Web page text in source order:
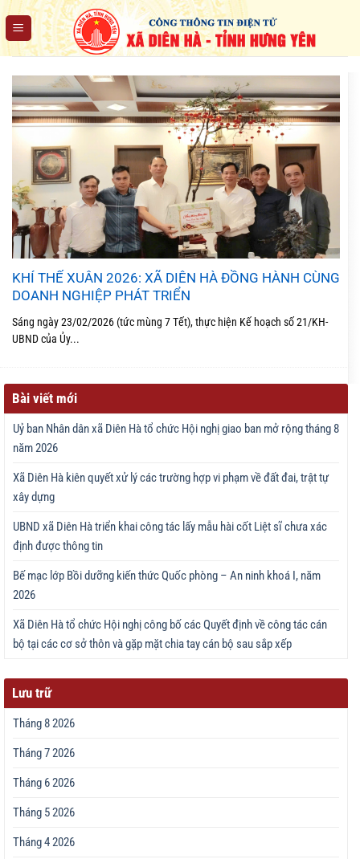
Chuyển
đến
nội
KHÍ THẾ XUÂN 2026: XÃ DIÊN HÀ ĐỒNG HÀNH CÙNG
DOANH NGHIỆP PHÁT TRIỂN
Sáng ngày 23/02/2026 (tức mùng 7 Tết), thực hiện Kế hoạch số 21/KH-
UBND của Ủy...
Bài viết mới
Uỷ ban Nhân dân xã Diên Hà tổ chức Hội nghị giao ban mở rộng tháng 8
năm 2026
Xã Diên Hà kiên quyết xử lý các trường hợp vi phạm về đất đai, trật tự
xây dựng
UBND xã Diên Hà triển khai công tác lấy mẫu hài cốt Liệt sĩ chưa xác
định được thông tin
Bế mạc lớp Bồi dưỡng kiến thức Quốc phòng – An ninh khoá I, năm
2026
Xã Diên Hà tổ chức Hội nghị công bố các Quyết định về công tác cán
bộ tại các cơ sở thôn và gặp mặt chia tay cán bộ sau sắp xếp
Lưu trữ
Tháng 8 2026
Tháng 7 2026
Tháng 6 2026
Tháng 5 2026
Tháng 4 2026